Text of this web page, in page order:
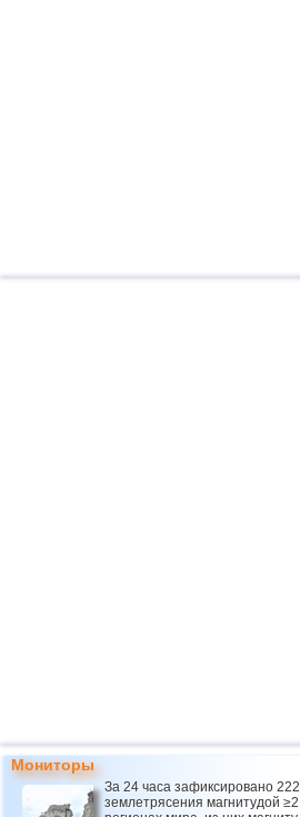
Мониторы
За 24 часа зафиксировано 222
землетрясения магнитудой